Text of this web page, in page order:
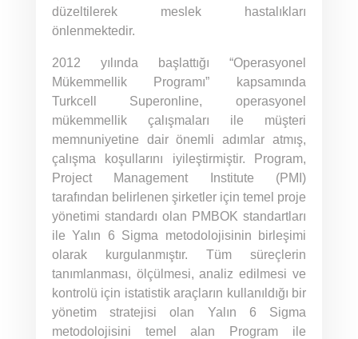
düzeltilerek meslek hastalıkları
önlenmektedir.
2012 yılında başlattığı “Operasyonel
Mükemmellik Programı” kapsamında
Turkcell Superonline, operasyonel
mükemmellik çalışmaları ile müşteri
memnuniyetine dair önemli adımlar atmış,
çalışma koşullarını iyileştirmiştir. Program,
Project Management Institute (PMI)
tarafından belirlenen şirketler için temel proje
yönetimi standardı olan PMBOK standartları
ile Yalın 6 Sigma metodolojisinin birleşimi
olarak kurgulanmıştır. Tüm süreçlerin
tanımlanması, ölçülmesi, analiz edilmesi ve
kontrolü için istatistik araçların kullanıldığı bir
yönetim stratejisi olan Yalın 6 Sigma
metodolojisini temel alan Program ile